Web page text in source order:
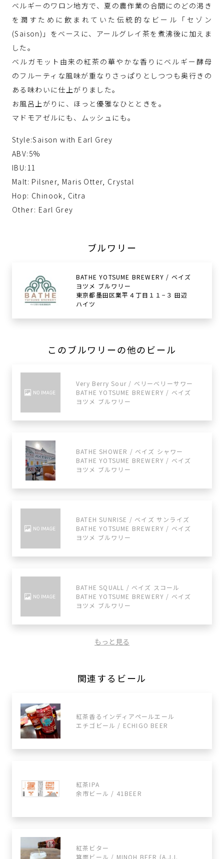
ベルギーのワロン地方で、夏の農作業の合間にのどの渇き
を潤すために飲まれていた伝統的なビール「セゾン
(Saison)」をベースに、アールグレイ茶を煮沸後に加えま
した。
ベルガモット由来の紅茶の華やかな香りにベルギー酵母
のフルーティな風味が重なりさっぱりとしつつも奥行きの
ある味わいに仕上がりました。
お風呂上がりに、ほっと優雅なひとときを。
マドモアゼルにも、ムッシュにも。
Style:Saison with Earl Grey
ABV:5%
IBU:11
Malt: Pilsner, Maris Otter, Crystal
Hop: Chinook, Citra
Other: Earl Grey
ブルワリー
BATHE YOTSUME BREWERY / ベイズ
ヨツメ ブルワリー
東京都墨田区業平４丁目１１−３ 田辺
ハイツ
このブルワリーの他のビール
Very Berry Sour / ベリーベリーサワー
BATHE YOTSUME BREWERY / ベイズ
ヨツメ ブルワリー
BATHE SHOWER / ベイズ シャワー
BATHE YOTSUME BREWERY / ベイズ
ヨツメ ブルワリー
BATEH SUNRISE / ベイズ サンライズ
BATHE YOTSUME BREWERY / ベイズ
ヨツメ ブルワリー
BATHE SQUALL / ベイズ スコール
BATHE YOTSUME BREWERY / ベイズ
ヨツメ ブルワリー
もっと見る
関連するビール
紅茶香るインディアペールエール
エチゴビール / ECHIGO BEER
紅茶IPA
余市ビール / 41BEER
紅茶ビター
箕面ビール / MINOH BEER (A.J.I.